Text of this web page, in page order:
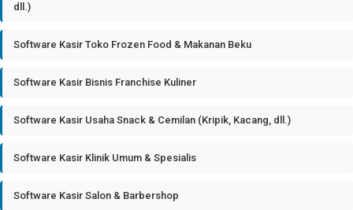
dll.)
Software Kasir Toko Frozen Food & Makanan Beku
Software Kasir Bisnis Franchise Kuliner
Software Kasir Usaha Snack & Cemilan (Kripik, Kacang, dll.)
Software Kasir Klinik Umum & Spesialis
Software Kasir Salon & Barbershop